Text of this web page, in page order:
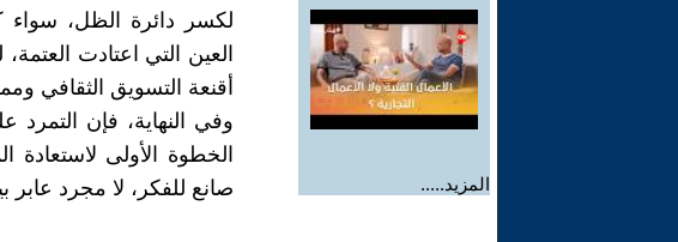
المزيد.....
لكسر دائرة الظل، سواء
العين التي اعتادت
أقنعة التسويق الثقافي
وفي النهاية، فإن
الخطوة الأولى
صانع للفكر، لا مجرد عابر